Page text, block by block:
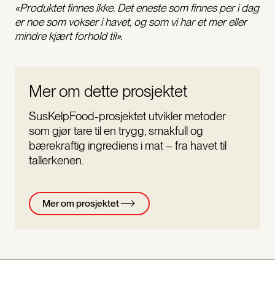
«Produktet finnes ikke. Det eneste som finnes per i dag
er noe som vokser i havet, og som vi har et mer eller
mindre kjært forhold til».
Mer om dette prosjektet
SusKelpFood-prosjektet utvikler metoder
som gjør tare til en trygg, smakfull og
bærekraftig ingrediens i mat – fra havet til
tallerkenen.
Mer om prosjektet